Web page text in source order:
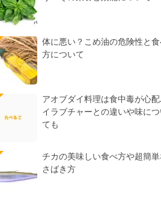
体に悪い？こめ油の危険性と
方について
アオブダイ料理は食中毒が心
イラブチャーとの違いや味に
ても
チカの美味しい食べ方や超簡単
さばき方